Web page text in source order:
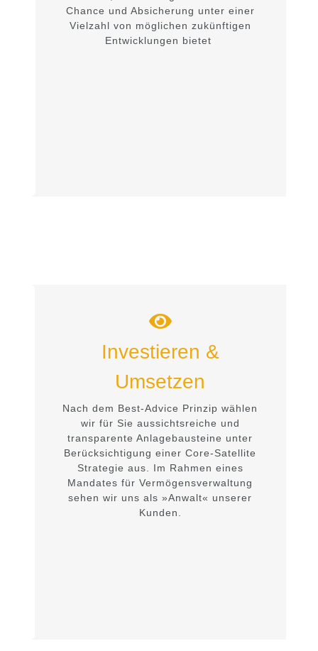
Chance und Absicherung unter einer
Vielzahl von möglichen zukünftigen
Entwicklungen bietet
Investieren &
Umsetzen
Nach dem Best-Advice Prinzip wählen
wir für Sie aussichtsreiche und
transparente Anlagebausteine unter
Berücksichtigung einer Core-Satellite
Strategie aus. Im Rahmen eines
Mandates für Vermögensverwaltung
sehen wir uns als »Anwalt« unserer
Kunden.